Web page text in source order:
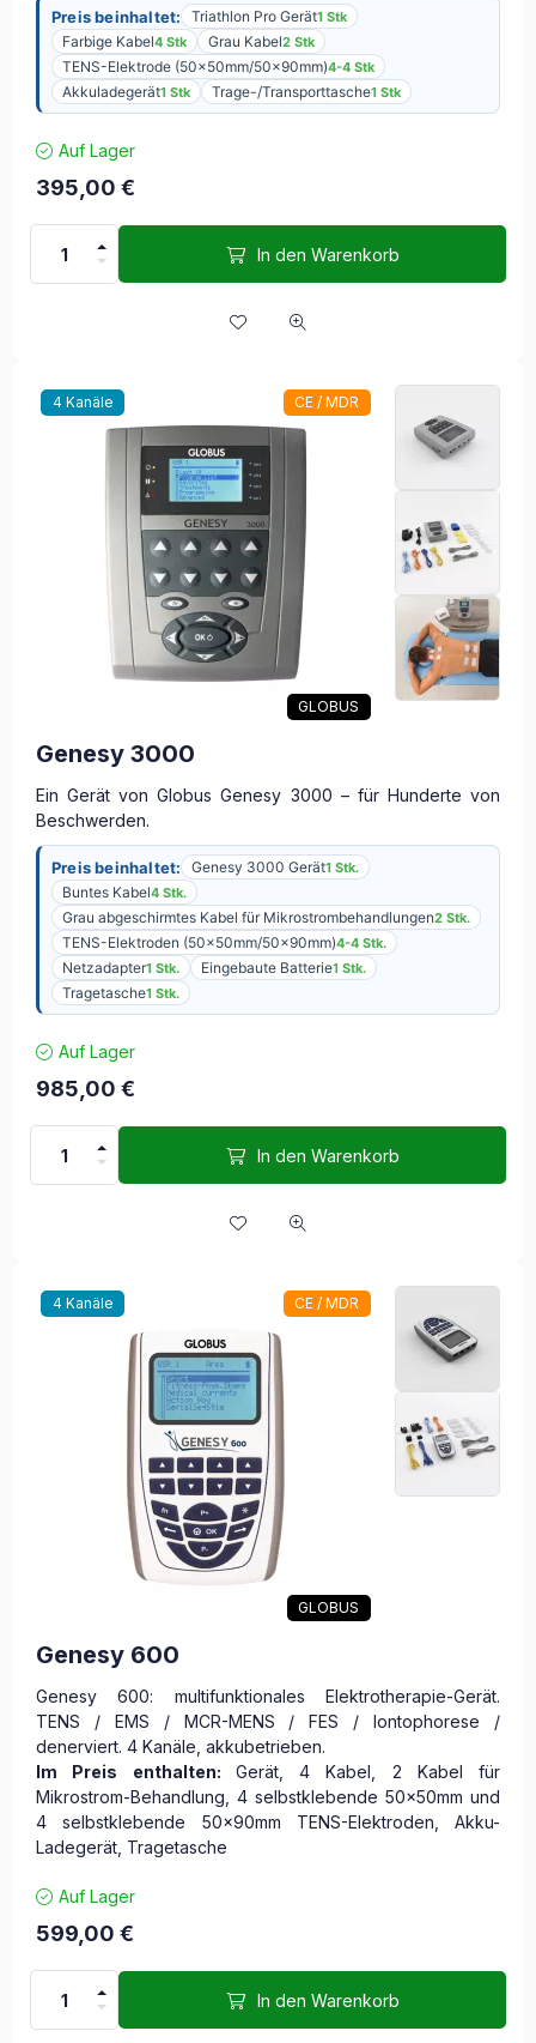
Preis beinhaltet: Triathlon Pro Gerät1 Stk
Farbige Kabel4 Stk Grau Kabel2 Stk
TENS-Elektrode (50x50mm/50x90mm)4-4 Stk
Akkuladegerät1 Stk Trage-/Transporttasche1 Stk
Auf Lager
395,00 €
In den Warenkorb
4 Kanäle CE / MDR
GLOBUS
Genesy 3000
Ein Gerät von Globus Genesy 3000 – für Hunderte von
Beschwerden.
Preis beinhaltet: Genesy 3000 Gerät1 Stk.
Buntes Kabel4 Stk.
Grau abgeschirmtes Kabel für Mikrostrombehandlungen2 Stk.
TENS-Elektroden (50x50mm/50x90mm)4-4 Stk.
Netzadapter1 Stk. Eingebaute Batterie1 Stk.
Tragetasche1 Stk.
Auf Lager
985,00 €
In den Warenkorb
4 Kanäle CE / MDR
GLOBUS
Genesy 600
Genesy 600: multifunktionales Elektrotherapie-Gerät.
TENS / EMS / MCR-MENS / FES / Iontophorese /
denerviert. 4 Kanäle, akkubetrieben.
Im Preis enthalten: Gerät, 4 Kabel, 2 Kabel für
Mikrostrom-Behandlung, 4 selbstklebende 50x50mm und
4 selbstklebende 50x90mm TENS-Elektroden, Akku-
Ladegerät, Tragetasche
Auf Lager
599,00 €
In den Warenkorb